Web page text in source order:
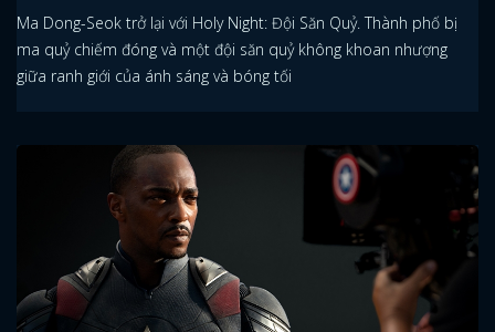
Ma Dong-Seok trở lại với Holy Night: Đội Săn Quỷ. Thành phố bị
ma quỷ chiếm đóng và một đội săn quỷ không khoan nhượng
giữa ranh giới của ánh sáng và bóng tối